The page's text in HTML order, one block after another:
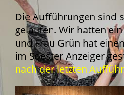
Die Aufführungen sind
gelaufen. Wir hatten
und Frau Grün hat
im Soester Anzeiger
nach der letzten